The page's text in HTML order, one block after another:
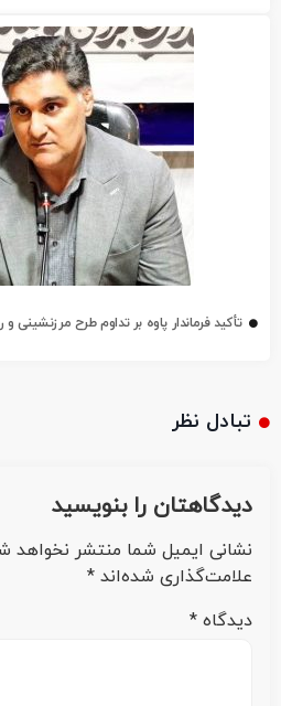
تأکید فرماندار پاوه بر تداوم طرح
تبادل نظر
دیدگاهتان را بنویسید
نشانی ایمیل شما منتشر نخواهد
علامت‌گذاری شده‌اند *
دیدگاه *